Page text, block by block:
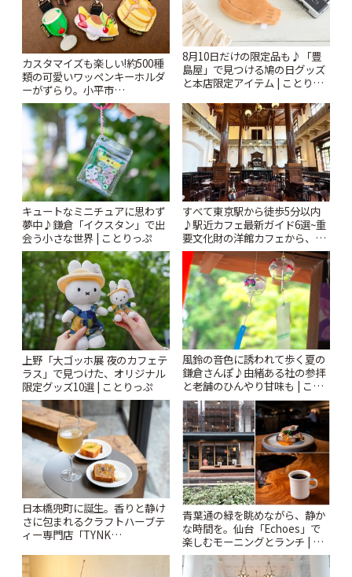
カスタマイズも楽しい!約500種
類の可愛いワッペンキーホルダ
ーがずらり。小平市
「Kimamaya T&K」 | ことりっ
ぷ
8月10日だけの限定品も♪「豊
島屋」で見つける鳩の日グッズ
と本店限定アイテム | ことりっ
キュートなミニチュアに思わず
夢中♪鎌倉「イクスタン」で出
会う小さな世界 | ことりっぷ
すべて東京駅から徒歩5分以内
♪駅近カフェ最新ガイド6選~重
要文化財の洋館カフェから、改
札すぐのレトロ喫茶まで~ | こと
りっぷ
上野「大ゴッホ展 夜のカフェテ
ラス」で見つけた、オリジナル
限定グッズ10選 | ことりっぷ
風鈴の音色に誘われて歩く夏の
鎌倉さんぽ♪由緒ある社の参拝
と老舗のひんやり甘味も | こと
りっぷ
日本橋兜町に誕生。香りと静け
さに包まれるクラフトハーブテ
ィー専門店「TYNK
青葉通の緑を眺めながら、静か
な時間を。仙台「Echoes」で
楽しむモーニングとランチ | こ
とりっぷ